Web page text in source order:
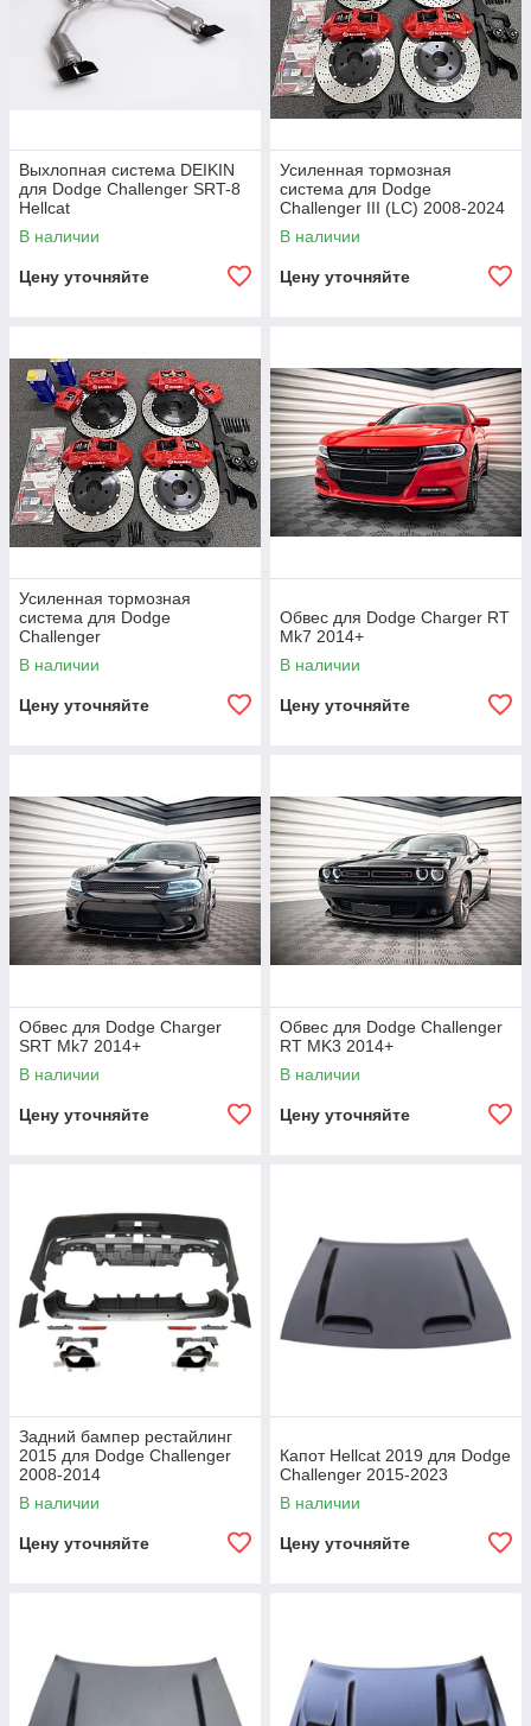
Выхлопная система DEIKIN
для Dodge Challenger SRT-8
Hellcat
В наличии
Цену уточняйте
Усиленная тормозная
система для Dodge
Challenger III (LC) 2008-2024
В наличии
Цену уточняйте
Усиленная тормозная
система для Dodge
Challenger
В наличии
Цену уточняйте
Обвес для Dodge Charger RT
Mk7 2014+
В наличии
Цену уточняйте
Обвес для Dodge Charger
SRT Mk7 2014+
В наличии
Цену уточняйте
Обвес для Dodge Challenger
RT MK3 2014+
В наличии
Цену уточняйте
Задний бампер рестайлинг
2015 для Dodge Challenger
2008-2014
В наличии
Цену уточняйте
Капот Hellcat 2019 для Dodge
Challenger 2015-2023
В наличии
Цену уточняйте